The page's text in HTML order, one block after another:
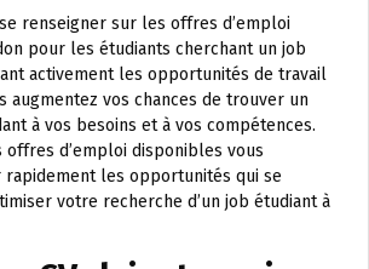
renseigner sur les offres d’emploi
pour les étudiants cherchant un job
activement les opportunités de travail
augmentez vos chances de trouver un
à vos besoins et à vos compétences.
offres d’emploi disponibles vous
rapidement les opportunités qui se
votre recherche d’un job étudiant à